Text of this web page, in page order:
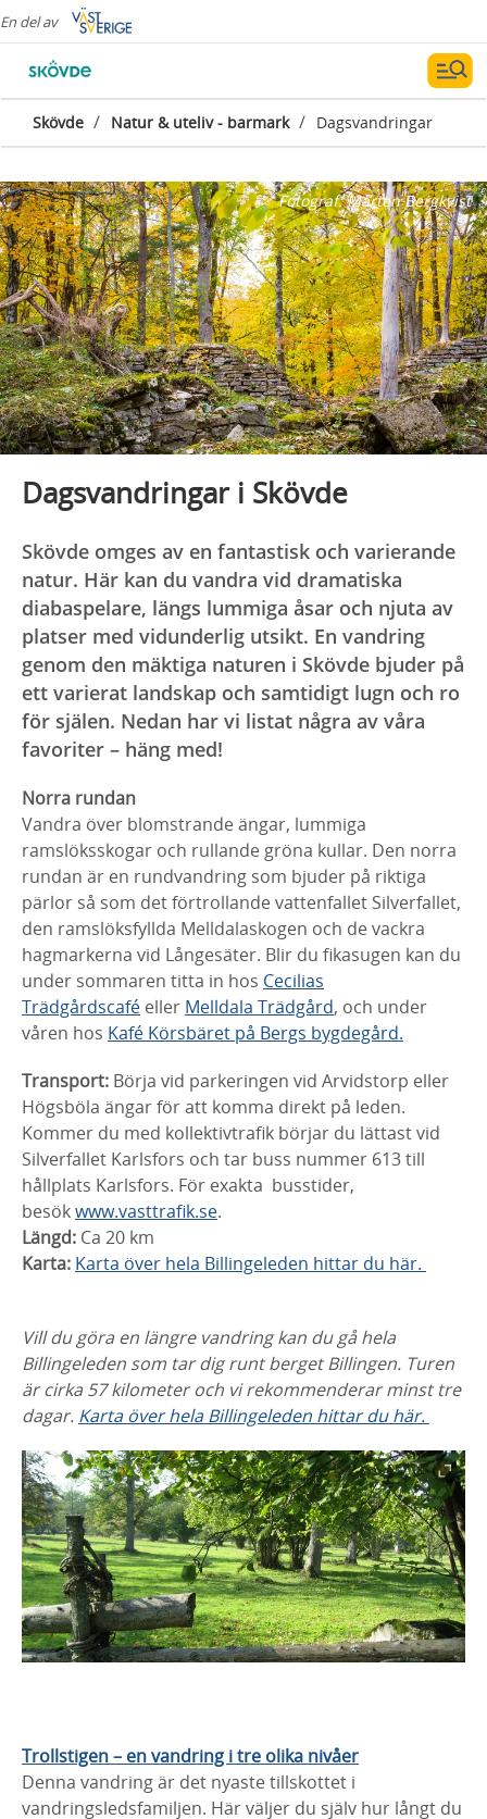
En del av
Skövde / Natur & uteliv - barmark / Dagsvandringar
Fotograf:Mårten Bergkvist
Dagsvandringar i Skövde
Skövde omges av en fantastisk och varierande
natur. Här kan du vandra vid dramatiska
diabaspelare, längs lummiga åsar och njuta av
platser med vidunderlig utsikt. En vandring
genom den mäktiga naturen i Skövde bjuder på
ett varierat landskap och samtidigt lugn och ro
för själen. Nedan har vi listat några av våra
favoriter – häng med!
Norra rundan
Vandra över blomstrande ängar, lummiga
ramslöksskogar och rullande gröna kullar. Den norra
rundan är en rundvandring som bjuder på riktiga
pärlor så som det förtrollande vattenfallet Silverfallet,
den ramslöksfyllda Melldalaskogen och de vackra
hagmarkerna vid Långesäter. Blir du fikasugen kan du
under sommaren titta in hos Cecilias
Trädgårdscafé eller Melldala Trädgård, och under
våren hos Kafé Körsbäret på Bergs bygdegård.
Transport: Börja vid parkeringen vid Arvidstorp eller
Högsböla ängar för att komma direkt på leden.
Kommer du med kollektivtrafik börjar du lättast vid
Silverfallet Karlsfors och tar buss nummer 613 till
hållplats Karlsfors. För exakta busstider,
besökwww.vasttrafik.se.
Längd: Ca 20 km
Karta: Karta över hela Billingeleden hittar du här.
Vill du göra en längre vandring kan du gå hela
Billingeleden som tar dig runt berget Billingen. Turen
är cirka 57 kilometer och vi rekommenderar minst tre
dagar. Karta över hela Billingeleden hittar du här.
Trollstigen – en vandring i tre olika nivåer
Denna vandring är det nyaste tillskottet i
vandringsledsfamiljen. Här väljer du själv hur långt du